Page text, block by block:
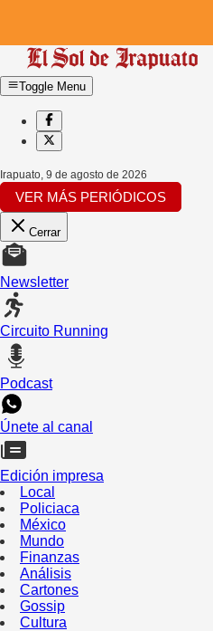
Toggle Menu
Irapuato, 9 de agosto de 2026
VER MÁS PERIÓDICOS
Cerrar
Newsletter
Circuito Running
Podcast
Únete al canal
Edición impresa
Local
Policiaca
México
Mundo
Finanzas
Análisis
Cartones
Gossip
Cultura